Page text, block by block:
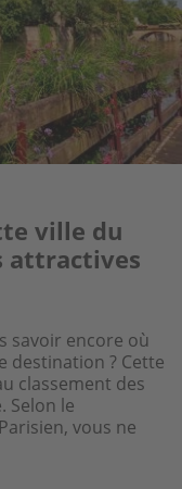
l’été ?
C'est sûr,
de bons moments
des
durant les
soutien
domicile (1).
ne
ou au
en place depuis
de travaux
ville du
attractives
savoir encore où
destination ? Cette
classement des
Selon le
vous ne